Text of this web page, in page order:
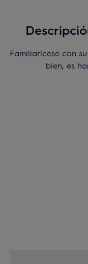
Familiarícese con
bien, es